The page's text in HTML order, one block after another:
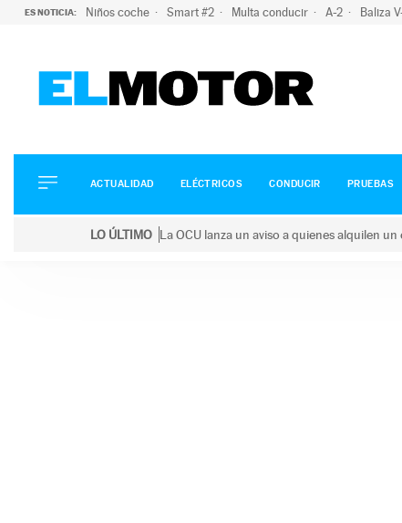
ES NOTICIA: Niños coche Smart #2 Multa conducir A-2 Baliza
ELÉCTRICOS
CONDUCIR
ACTUALIDAD ELÉCTRICOS CONDUCIR PRUEBAS
LO ÚLTIMO La OCU lanza un aviso a quienes alquilen